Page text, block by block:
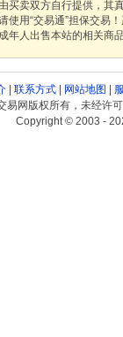
买卖双方自行提供，
使用“交易通”担保交
年人出售本站的相关商
| 联系方式| 网站地图
易网版权所有，未经许
Copyright © 2003 -